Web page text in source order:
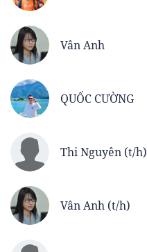
Vân Anh
QUỐC CƯỜNG
Thi Nguyên (t/h)
Vân Anh (t/h)